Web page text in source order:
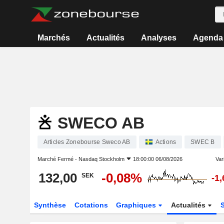
Marchés Actualités Analyses Agenda
SWECO AB
Articles Zonebourse Sweco AB Actions SWEC B
Marché Fermé - Nasdaq Stockholm 18:00:00 06/08/2026
132,00 SEK -0,08% -
Synthèse Cotations Graphiques Actualités